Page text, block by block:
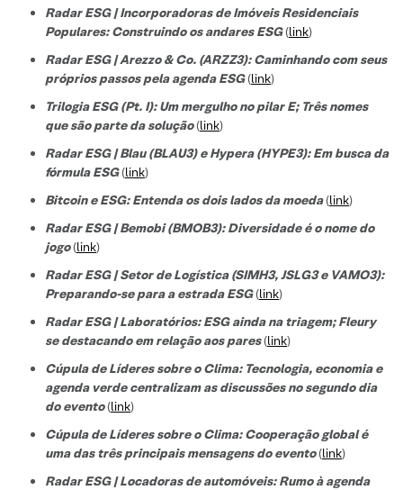
Radar ESG | Incorporadoras de Imóveis Residenciais
Populares: Construindo os andares ESG(link)
Radar ESG | Arezzo & Co. (ARZZ3): Caminhando com seus
próprios passos pela agenda ESG(link)
Trilogia ESG (Pt. I): Um mergulho no pilar E; Três nomes
que são parte da solução(link)
Radar ESG | Blau (BLAU3) e Hypera (HYPE3): Em busca da
fórmula ESG(link)
Bitcoin e ESG: Entenda os dois lados da moeda(link)
Radar ESG | Bemobi (BMOB3): Diversidade é o nome do
jogo(link)
Radar ESG | Setor de Logística (SIMH3, JSLG3 e VAMO3):
Preparando-se para a estrada ESG(link)
Radar ESG | Laboratórios: ESG ainda na triagem; Fleury
se destacando em relação aos pares(link)
Cúpula de Líderes sobre o Clima: Tecnologia, economia e
agenda verde centralizam as discussões no segundo dia
do evento(link)
Cúpula de Líderes sobre o Clima: Cooperação global é
uma das três principais mensagens do evento(link)
Radar ESG | Locadoras de automóveis: Rumo à agenda